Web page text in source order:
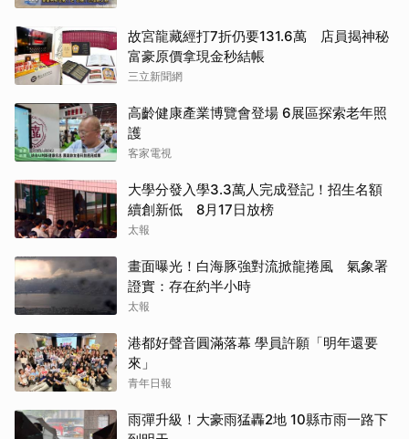
故宮龍藏經打7折仍要131.6萬 店員揭神秘
富豪原價拿現金秒結帳
三立新聞網
高齡健康產業博覽會登場 6展區探索老年照
護
客家電視
大學分發入學3.3萬人完成登記！招生名額
續創新低 8月17日放榜
太報
畫面曝光！白海豚強對流掀龍捲風 氣象署
證實：存在約半小時
太報
港都好聲音圓滿落幕 學員許願「明年還要
來」
青年日報
雨彈升級！大豪雨猛轟2地 10縣市雨一路下